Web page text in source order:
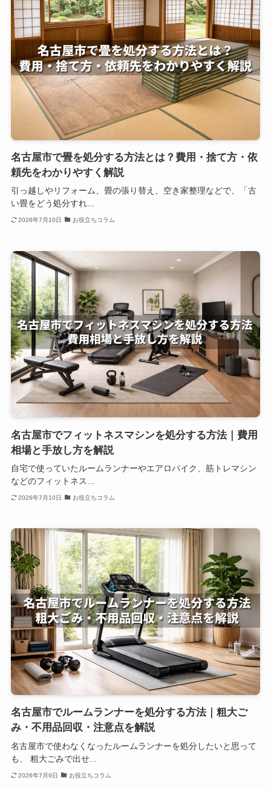
名古屋市で畳を処分する方法とは？費用・捨て方・依
頼先をわかりやすく解説
引っ越しやリフォーム、畳の張り替え、空き家整理などで、「古
い畳をどう処分すれ...
2026年7月10日 お役立ちコラム
名古屋市でフィットネスマシンを処分する方法｜費用
相場と手放し方を解説
自宅で使っていたルームランナーやエアロバイク、筋トレマシン
などのフィットネス...
2026年7月10日 お役立ちコラム
名古屋市でルームランナーを処分する方法｜粗大ご
み・不用品回収・注意点を解説
名古屋市で使わなくなったルームランナーを処分したいと思って
も、 粗大ごみで出せ...
2026年7月9日 お役立ちコラム